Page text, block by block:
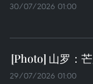
30/07/2026 01:00
山罗：
29/07/2026 01:00